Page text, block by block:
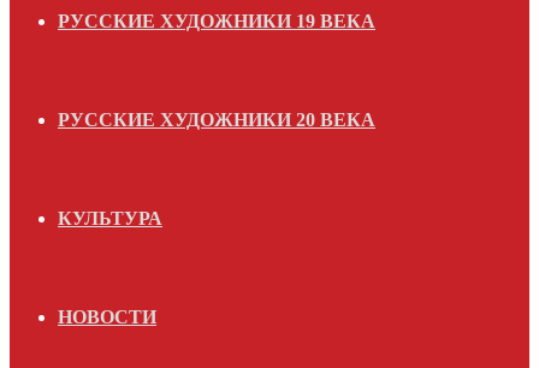
РУССКИЕ ХУДОЖНИКИ 19 ВЕКА
РУССКИЕ ХУДОЖНИКИ 20 ВЕКА
КУЛЬТУРА
НОВОСТИ